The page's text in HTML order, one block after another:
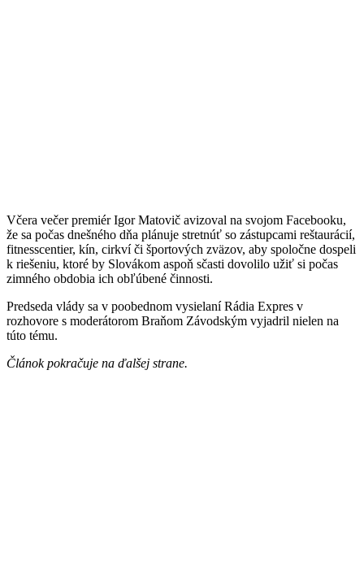
Včera večer premiér Igor Matovič avizoval na svojom Facebooku,
že sa počas dnešného dňa plánuje stretnúť so zástupcami reštaurácií,
fitnesscentier, kín, cirkví či športových zväzov, aby spoločne dospeli
k riešeniu, ktoré by Slovákom aspoň sčasti dovolilo užiť si počas
zimného obdobia ich obľúbené činnosti.
Predseda vlády sa v poobednom vysielaní Rádia Expres v
rozhovore s moderátorom Braňom Závodským vyjadril nielen na
túto tému.
Článok pokračuje na ďalšej strane.